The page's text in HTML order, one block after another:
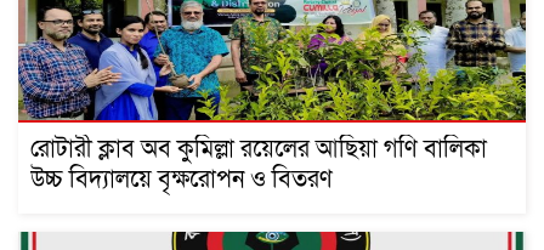
রোটারী ক্লাব অব কুমিল্লা রয়েলের আছিয়া গণি বালিকা
উচ্চ বিদ্যালয়ে বৃক্ষরোপন ও বিতরণ